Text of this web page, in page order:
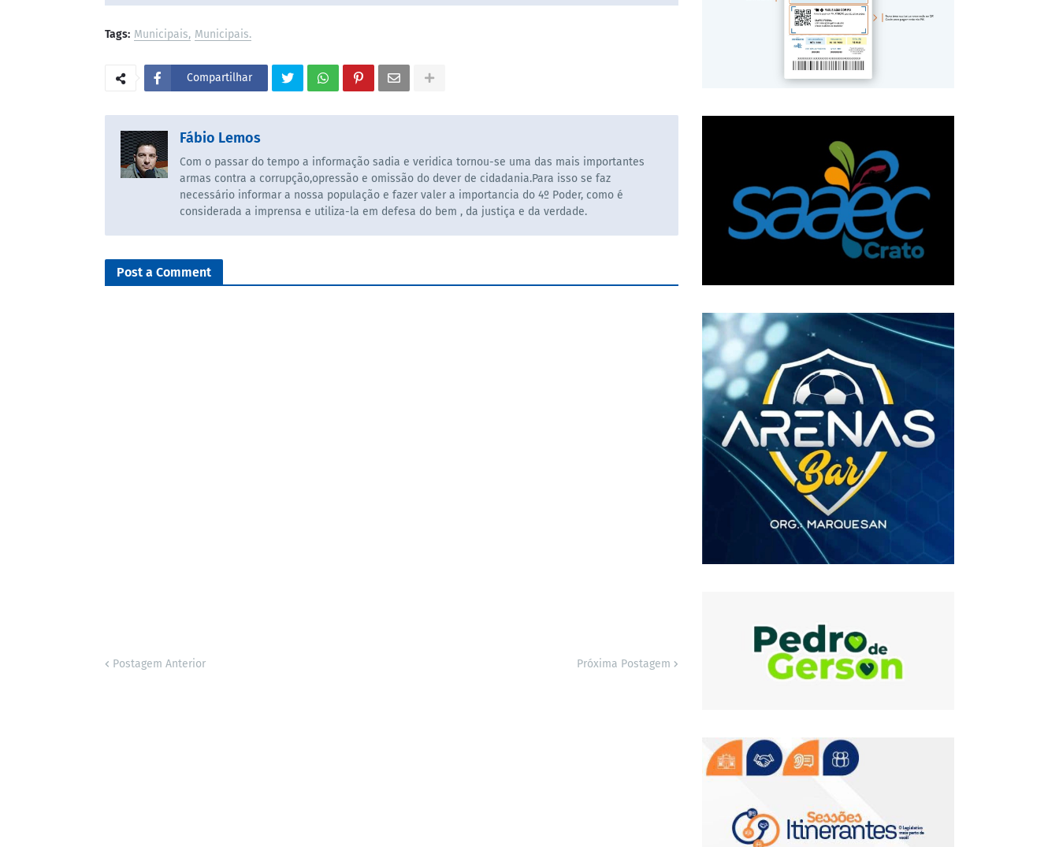
Tags: Municipais Municipais.
Compartilhar
Fábio Lemos
Com o passar do tempo a informação sadia e veridica tornou-se uma das mais importantes
armas contra a corrupção,opressão e omissão do dever de cidadania.Para isso se faz
necessário informar a nossa população e fazer valer a importancia do 4º Poder, como é
considerada a imprensa e utiliza-la em defesa do bem , da justiça e da verdade.
Post a Comment
Postagem Anterior Próxima Postagem